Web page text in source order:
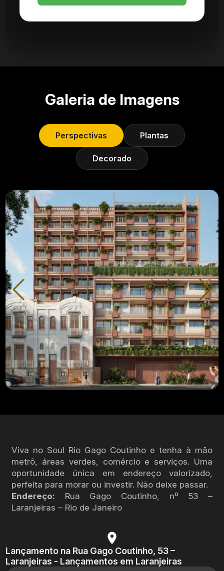
Galeria de Imagens
Perspectivas Plantas
Decorado
Viva no Soul Rio Gago Coutinho e tenha à mão
metrô, áreas verdes, comércio e serviços. Uma
oportunidade única em endereço valorizado,
perfeita para morar ou investir. Não deixe passar.
Endereço: Rua Gago Coutinho, nº 53 –
Laranjeiras – Rio de Janeiro
Lançamento na Rua Gago Coutinho, 53 –
Laranjeiras - Lançamentos em Laranjeiras